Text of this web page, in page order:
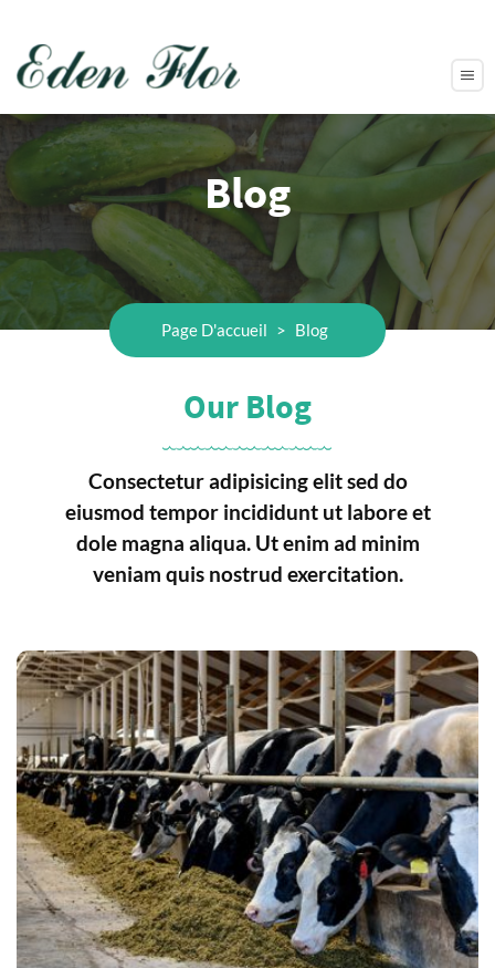
Blog
Page D'accueil > Blog
Our Blog
Consectetur adipisicing elit sed do
eiusmod tempor incididunt ut labore et
dole magna aliqua. Ut enim ad minim
veniam quis nostrud exercitation.